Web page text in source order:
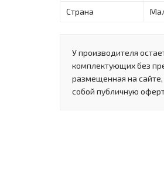
Страна
У производителя
комплектующих без
размещенная на
собой публичную